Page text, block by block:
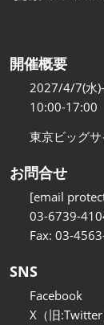
開催概要
2027/4/7(水
10:00-17:00
東京ビッグ
お問合せ
[email
03-6739-
Fax: 03-
SNS
Facebook
X（旧:Twitter